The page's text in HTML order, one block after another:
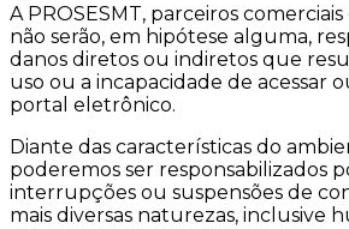
A PROSESMT, parceiros
não serão, em hipótese alguma,
danos diretos ou indiretos que
uso ou a incapacidade de acessar
portal eletrônico.
Diante das características do
poderemos ser responsabilizados
interrupções ou suspensões de
mais diversas naturezas, inclusive